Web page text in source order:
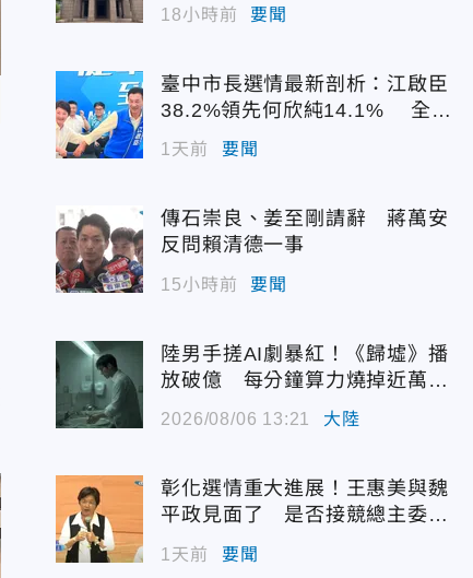
18小時前 要聞
臺中市長選情最新剖析：江啟臣
38.2%領先何欣純14.1% 全世
代支持度全面居首
1天前 要聞
傳石崇良、姜至剛請辭 蔣萬安
反問賴清德一事
15小時前 要聞
陸男手搓AI劇暴紅！《歸墟》播
放破億 每分鐘算力燒掉近萬台
2026/08/06 13:21 大陸
彰化選情重大進展！王惠美與魏
平政見面了 是否接競總主委態
度曝光
1天前 要聞